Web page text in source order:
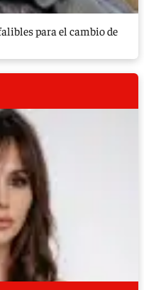
para el cambio de